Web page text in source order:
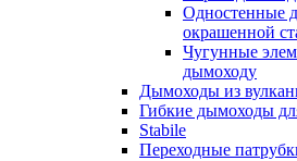
Одностенные
окрашенной
Чугунные
дымоходу
Дымоходы из
Гибкие дымоходы
Stabile
Переходные